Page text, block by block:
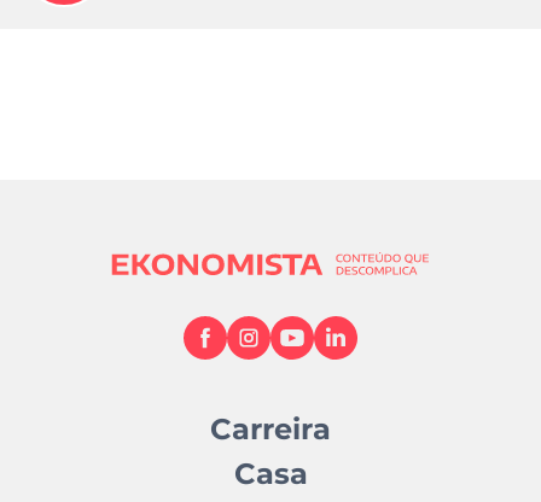
Carreira
Casa